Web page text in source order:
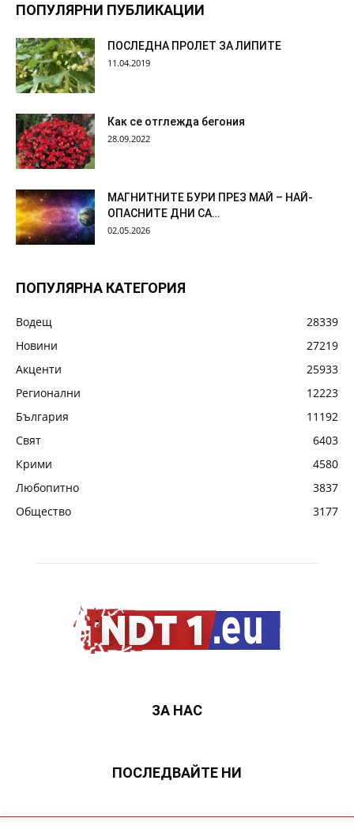
ПОПУЛЯРНИ ПУБЛИКАЦИИ
ПОСЛЕДНА ПРОЛЕТ ЗА ЛИПИТЕ
11.04.2019
Как се отглежда бегония
28.09.2022
МАГНИТНИТЕ БУРИ ПРЕЗ МАЙ – НАЙ-
ОПАСНИТЕ ДНИ СА…
02.05.2026
ПОПУЛЯРНА КАТЕГОРИЯ
Водещ
28339
Новини
27219
Акценти
25933
Регионални
12223
България
11192
Свят
6403
Крими
4580
Любопитно
3837
Общество
3177
ЗА НАС
ПОСЛЕДВАЙТЕ НИ